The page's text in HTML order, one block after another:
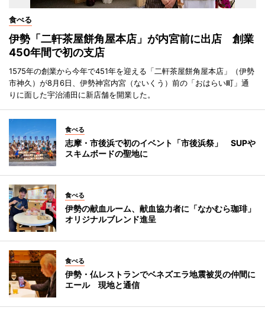
食べる
伊勢「二軒茶屋餅角屋本店」が内宮前に出店 創業
450年間で初の支店
1575年の創業から今年で451年を迎える「二軒茶屋餅角屋本店」（伊勢
市神久）が8月6日、伊勢神宮内宮（ないくう）前の「おはらい町」通
りに面した宇治浦田に新店舗を開業した。
食べる
志摩・市後浜で初のイベント「市後浜祭」 SUPや
スキムボードの聖地に
食べる
伊勢の献血ルーム、献血協力者に「なかむら珈琲」
オリジナルブレンド進呈
食べる
伊勢・仏レストランでベネズエラ地震被災の仲間に
エール 現地と通信